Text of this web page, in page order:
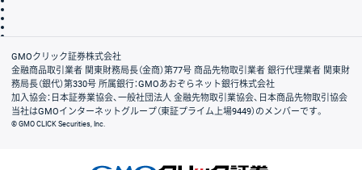
会社案内
GMOクリック証券株式会社
金融商品取引業者 関東財務局長（金商）第77号 商品先物取引業者 銀行代理業者 関東財
務局長（銀代）第330号 所属銀行：GMOあおぞらネット銀行株式会社
加入協会：日本証券業協会、一般社団法人 金融先物取引業協会、日本商品先物取引協会
当社はGMOインターネットグループ（東証プライム上場9449）のメンバーです。
© GMO CLICK Securities, Inc.